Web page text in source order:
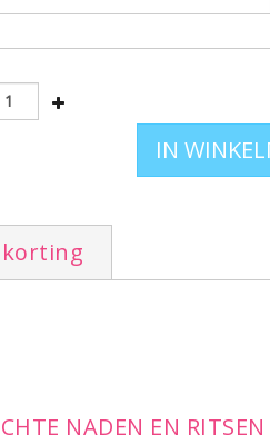
EN
-
ademend,
IN DE MATEN:
NADEN EN RITSEN